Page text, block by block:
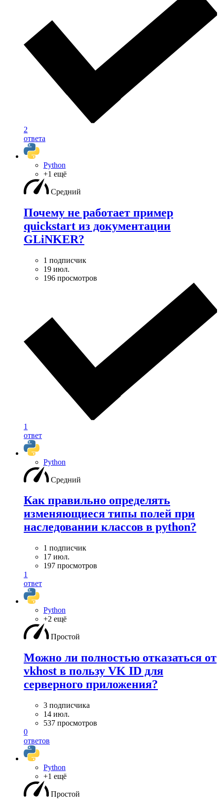
2
ответа
Python
+1 ещё
Средний
Почему не работает пример
quickstart из документации
GLiNKER?
1 подписчик
19 июл.
196 просмотров
1
ответ
Python
Средний
Как правильно определять
изменяющиеся типы полей при
наследовании классов в python?
1 подписчик
17 июл.
197 просмотров
1
ответ
Python
+2 ещё
Простой
Можно ли полностью отказаться от
vkhost в пользу VK ID для
серверного приложения?
3 подписчика
14 июл.
537 просмотров
0
ответов
Python
+1 ещё
Простой